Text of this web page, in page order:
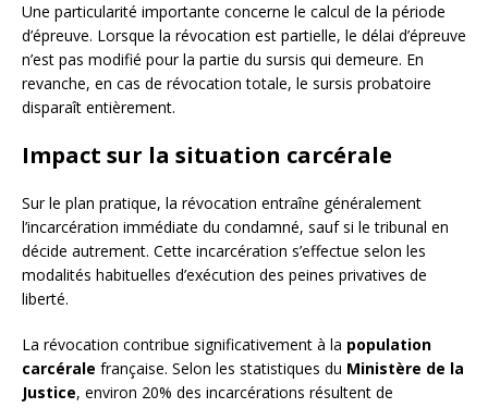
Une particularité importante concerne le calcul de la période
d’épreuve. Lorsque la révocation est partielle, le délai d’épreuve
n’est pas modifié pour la partie du sursis qui demeure. En
revanche, en cas de révocation totale, le sursis probatoire
disparaît entièrement.
Impact sur la situation carcérale
Sur le plan pratique, la révocation entraîne généralement
l’incarcération immédiate du condamné, sauf si le tribunal en
décide autrement. Cette incarcération s’effectue selon les
modalités habituelles d’exécution des peines privatives de
liberté.
La révocation contribue significativement à la population
carcérale française. Selon les statistiques du Ministère de la
Justice, environ 20% des incarcérations résultent de